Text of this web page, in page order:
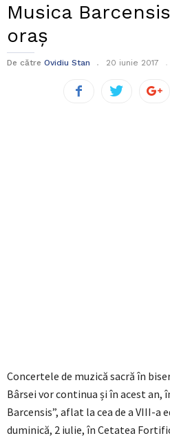
Musica
oraș
De către Ovidiu Stan 20 iunie 2017
Concertele de muzică sacră în
Bârsei vor continua și în acest an,
Barcensis”, aflat la cea de a VIII-a
duminică, 2 iulie, în Cetatea